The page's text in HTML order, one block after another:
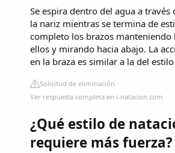
Se espira dentro del agua a través
la nariz mientras se termina de
completo los brazos manteniendo
ellos y mirando hacia abajo. La
en la braza es similar a la del
Solicitud de eliminación
Ver respuesta completa en i-natacion.com
¿Qué estilo de
requiere más fuerza?